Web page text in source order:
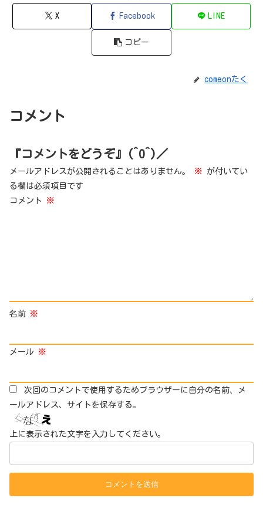
X Facebook LINE
コピー
comeonたく
コメント
『コメントをどうぞ』(^O^)／
メールアドレスが公開されることはありません。 ※ が付いてい
る欄は必須項目です
コメント ※
名前 ※
メール ※
次回のコメントで使用するためブラウザーに自分の名前、メ
ールアドレス、サイトを保存する。
上に表示された文字を入力してください。